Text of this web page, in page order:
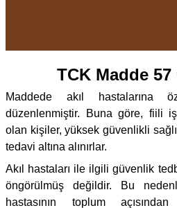
TCK Madde 57
Maddede akıl hastalarına
düzenlenmiştir. Buna göre, fiili
olan kişiler, yüksek güvenlikli
tedavi altına alınırlar.
Akıl hastaları ile ilgili güvenlik
öngörülmüş değildir. Bu
hastasının toplum